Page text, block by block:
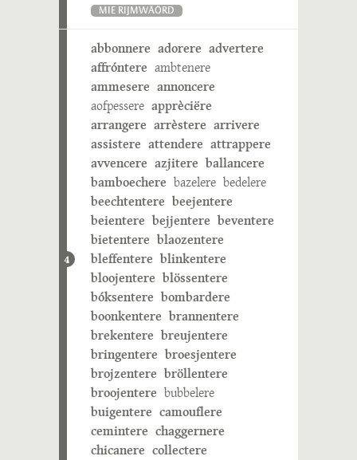
MIE RIJMWÄÖRD
4
abbonnere adorere advertere
affróntere ambtenere
ammesere annoncere
aofpessere apprèciëre
arrangere arrèstere arrivere
assistere attendere attrappere
avvencere azjitere ballancere
bamboechere bazelere bedelere
beechtentere beejentere
beientere bejjentere beventere
bietentere blaozentere
bleffentere blinkentere
bloojentere blössentere
bóksentere bombardere
boonkentere brannentere
brekentere breujentere
bringentere broesjentere
brojzentere bröllentere
broojentere bubbelere
buigentere camouflere
cemintere chaggernere
chicanere collectere